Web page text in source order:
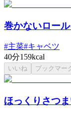
巻かないロー
#主菜#キャベツ
40分159kcal
いいね ブックマー
ほっくりさつ